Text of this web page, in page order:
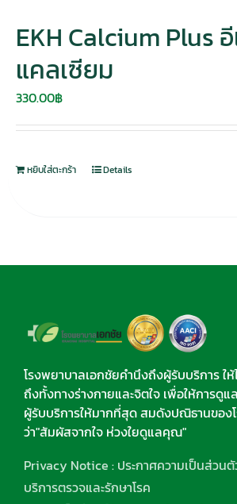
EKH Calcium Plus อี
แคลเซียม
330.00฿
หยิบใส่ตะกร้า Details
โรงพยาบาลเอกชัยคำนึงถึงผู้รับบริการ ใ
ถึงทั้งทางร่างกายและจิตใจ เพื่อให้การดู
ผู้รับบริการให้มากที่สุด สมดังปณิธานของ
ว่า"สัมผัสจากใจ ห่วงใยดูแลคุณ"
Privacy Notice : ประกาศความเป็นส่วนตั
บริการตรวจและรักษาโรค